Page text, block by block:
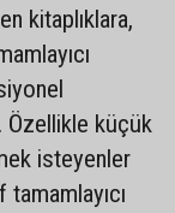
kitaplıklara,
Özellikle küçük
isteyenler